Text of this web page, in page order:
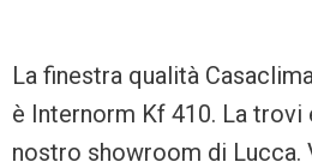
La finestra qualità
è Internorm Kf 410. La trovi
nostro showroom di Lucca.